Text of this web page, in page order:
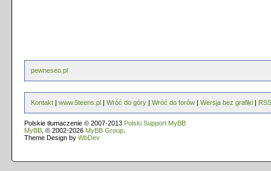
pewneseo.pl
Kontakt | www.5teens.pl | Wróć do góry | Wróć do forów | Wersja bez grafiki | RSS
Polskie tłumaczenie © 2007-2013 Polski Support MyBB
MyBB , © 2002-2026 MyBB Group
Theme Design by WbDev